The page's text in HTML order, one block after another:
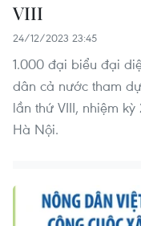
VIII
24/12/2023 23:45
1.000 đại biểu đại
dân cả nước tham
lần thứ VIII, nhiệm
Hà Nội.